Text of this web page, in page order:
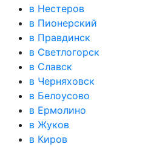
в Нестеров
в Пионерский
в Правдинск
в Светлогорск
в Славск
в Черняховск
в Белоусово
в Ермолино
в Жуков
в Киров